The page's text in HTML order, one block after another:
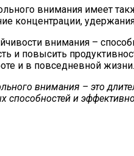
внимания имеет
концентрации,
внимания –
и повысить
и в повседневной жизни.
внимания – это
способностей и